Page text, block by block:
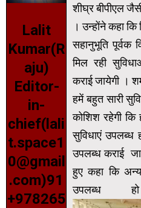
Lalit
Kumar(R
aju)
Editor-
in-
chief(lali
t.space1
0@gmail
.com)91
+978265
शीघ्र बीपीएल
। उन्होंने कहा
सहानुभूति पूर्वक
मिल रही
कराई जायेगी ।
हमें बहुत सारी
कोशिश रहेगी
सुविधाएं उपलब्ध
उपलब्ध कराई
हुए कहा कि अन्य
उपलब्ध